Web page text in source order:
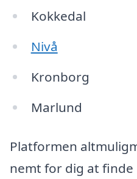
Kokkedal
Nivå
Kronborg
Marlund
Platformen
nemt for dig at